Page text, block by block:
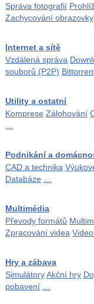
Správa fotografií
Zachycování obrazovky
Internet a sítě
Vzdálená správa
souborů (P2P)
Utility a ostatní
Komprese Zálohování
Podnikání a
CAD a technika
Databáze
Multimédia
Převody formátů
Zpracování videa
Hry a zábava
SimulátoryAkční hry
pobavení